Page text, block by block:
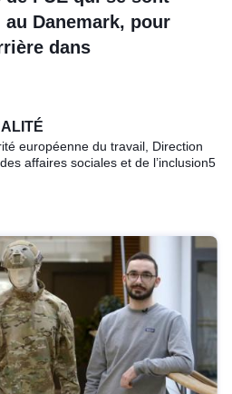
Danemark, pour
dans
européenne du travail, Direction
affaires sociales et de l’inclusion5